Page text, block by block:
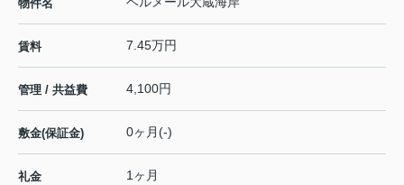
物件名
賃料 7.45万円
管理 / 共益費 4,100円
敷金(保証金) 0ヶ月(-)
礼金 1ヶ月